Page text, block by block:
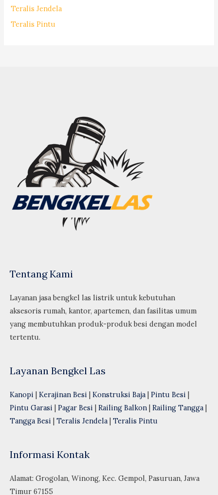
Teralis Jendela
Teralis Pintu
Tentang Kami
Layanan jasa bengkel las listrik untuk kebutuhan
aksesoris rumah, kantor, apartemen, dan fasilitas umum
yang membutuhkan produk-produk besi dengan model
tertentu.
Layanan Bengkel Las
Kanopi | Kerajinan Besi | Konstruksi Baja | Pintu Besi |
Pintu Garasi | Pagar Besi | Railing Balkon | Railing Tangga |
Tangga Besi | Teralis Jendela | Teralis Pintu
Informasi Kontak
Alamat: Grogolan, Winong, Kec. Gempol, Pasuruan, Jawa
Timur 67155